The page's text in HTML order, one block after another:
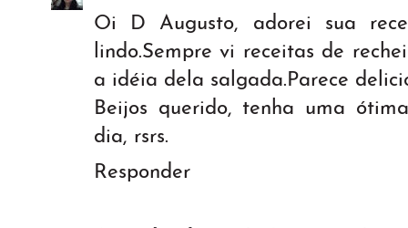
Oi D Augusto, adorei sua
lindo.Sempre vi receitas de
a idéia dela salgada.Parece
Beijos querido, tenha uma
dia, rsrs.
Responder